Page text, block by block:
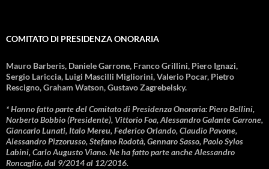
COMITATO DI PRESIDENZA ONORARIA
Mauro Barberis, Daniele Garrone, Franco Grillini, Piero Ignazi,
Sergio Lariccia, Luigi Mascilli Migliorini, Valerio Pocar, Pietro
Rescigno, Graham Watson, Gustavo Zagrebelsky.
* Hanno fatto parte del Comitato di Presidenza Onoraria: Piero Bellini,
Norberto Bobbio (Presidente), Vittorio Foa, Alessandro Galante Garrone,
Giancarlo Lunati, Italo Mereu, Federico Orlando, Claudio Pavone,
Alessandro Pizzorusso, Stefano Rodotà, Gennaro Sasso, Paolo Sylos
Labini, Carlo Augusto Viano. Ne ha fatto parte anche Alessandro
Roncaglia, dal 9/2014 al 12/2016.